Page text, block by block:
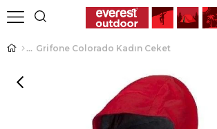
Üye Girişi Üye Ol
Grifone Colorado Kadın Ceket